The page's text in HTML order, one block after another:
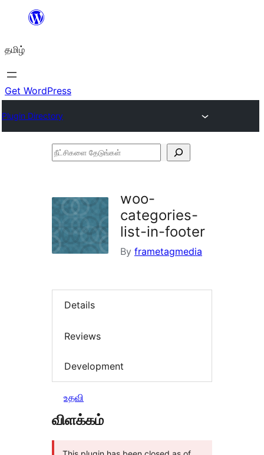
உள்ளடக்கத்திற்கு
தமிழ்
Get WordPress
Plugin Directory
நீட்சிகளை
woo-
categories-
list-in-footer
By frametagmedia
Details
Reviews
Development
உதவி
விளக்கம்